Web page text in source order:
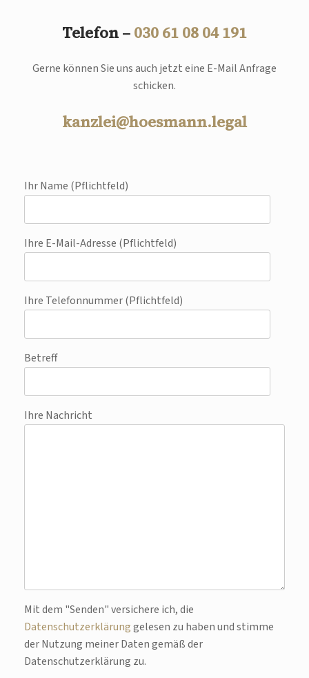
Telefon – 030 61 08 04 191
Gerne können Sie uns auch jetzt eine E-Mail Anfrage
schicken.
kanzlei@hoesmann.legal
Ihr Name (Pflichtfeld)
Ihre E-Mail-Adresse (Pflichtfeld)
Ihre Telefonnummer (Pflichtfeld)
Betreff
Ihre Nachricht
Bitte lasse dieses Feld leer.
Mit dem "Senden" versichere ich, die
Datenschutzerklärunggelesen zu haben und stimme
der Nutzung meiner Daten gemäß der
Datenschutzerklärung zu.